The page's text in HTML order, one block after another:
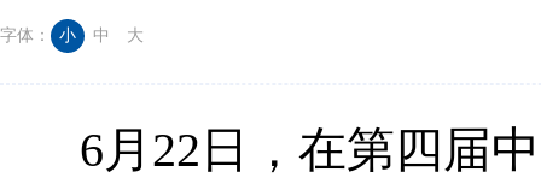
字体： 小 中 大
6月22日，在第四届